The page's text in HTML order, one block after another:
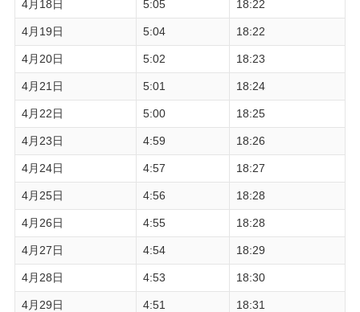
4月18日 5:05 18:22
4月19日 5:04 18:22
4月20日 5:02 18:23
4月21日 5:01 18:24
4月22日 5:00 18:25
4月23日 4:59 18:26
4月24日 4:57 18:27
4月25日 4:56 18:28
4月26日 4:55 18:28
4月27日 4:54 18:29
4月28日 4:53 18:30
4月29日 4:51 18:31